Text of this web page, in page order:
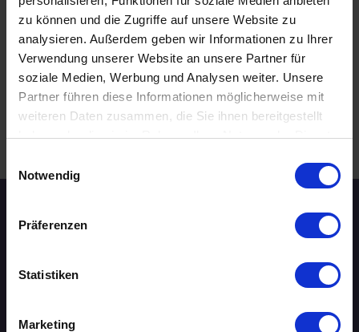
zu können und die Zugriffe auf unsere Website zu
analysieren. Außerdem geben wir Informationen zu Ihrer
Verwendung unserer Website an unsere Partner für
soziale Medien, Werbung und Analysen weiter. Unsere
Partner führen diese Informationen möglicherweise mit
weiteren Daten zusammen, die Sie ihnen bereitgestellt
haben oder die sie im Rahmen Ihrer Nutzung der Dienste
Notwendig
Präferenzen
Statistiken
Marketing
26.08.2026 16:00
60 - 69 Jahre
Hamburg
online
WEITERE EVENTS IN HAMBURG .
Speed-Dating Events
ÜBERSICHT